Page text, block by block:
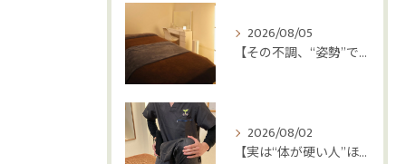
2026/08/05
【その不調、“姿勢”ではなく“呼吸”かもしれません😮‍💨】
2026/08/02
【実は“体が硬い人”ほど疲れやすい😳】